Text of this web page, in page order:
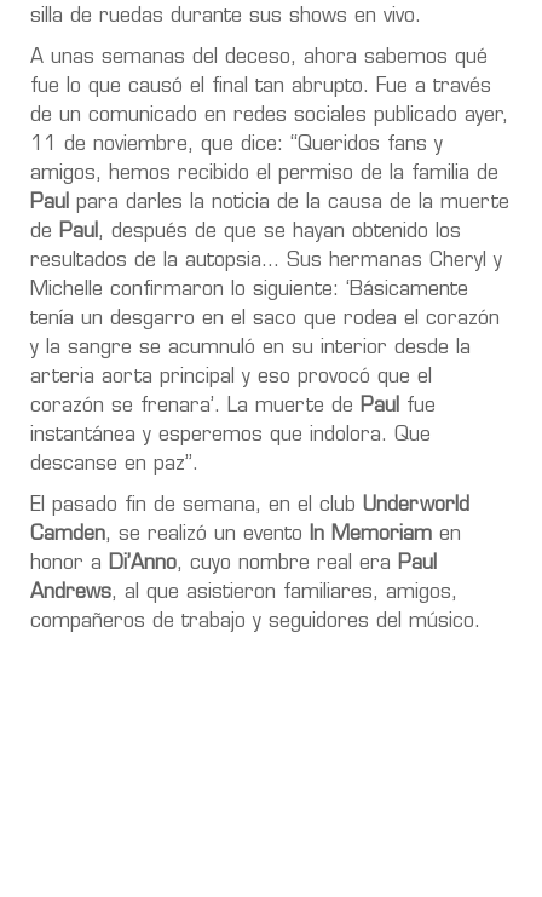
silla de ruedas durante sus shows en vivo.
A unas semanas del deceso, ahora sabemos qué
fue lo que causó el final tan abrupto. Fue a través
de un comunicado en redes sociales publicado ayer,
11 de noviembre, que dice: “Queridos fans y
amigos, hemos recibido el permiso de la familia de
Paul para darles la noticia de la causa de la muerte
de Paul , después de que se hayan obtenido los
resultados de la autopsia… Sus hermanas Cheryl y
Michelle confirmaron lo siguiente: ‘Básicamente
tenía un desgarro en el saco que rodea el corazón
y la sangre se acumnuló en su interior desde la
arteria aorta principal y eso provocó que el
corazón se frenara’. La muerte de Paul
fue
instantánea y esperemos que indolora. Que
descanse en paz”.
El pasado fin de semana, en el club Underworld
Camden, se realizó un evento In Memoriam en
honor a Di’Anno, cuyo nombre real era Paul
Andrews, al que asistieron familiares, amigos,
compañeros de trabajo y seguidores del músico.